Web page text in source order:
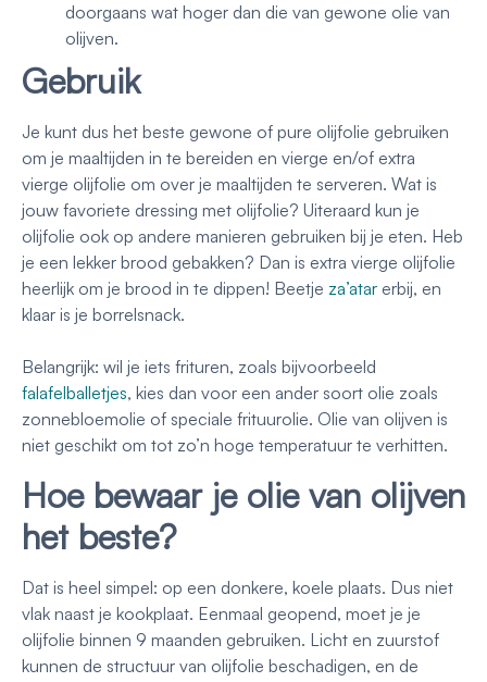
doorgaans wat hoger dan die van gewone olie van
olijven.
Gebruik
Je kunt dus het beste gewone of pure olijfolie gebruiken
om je maaltijden in te bereiden en vierge en/of extra
vierge olijfolie om over je maaltijden te serveren. Wat is
jouw favoriete dressing met olijfolie? Uiteraard kun je
olijfolie ook op andere manieren gebruiken bij je eten. Heb
je een lekker brood gebakken? Dan is extra vierge olijfolie
heerlijk om je brood in te dippen! Beetje za’atar erbij, en
klaar is je borrelsnack.
Belangrijk: wil je iets frituren, zoals bijvoorbeeld
falafelballetjes, kies dan voor een ander soort olie zoals
zonnebloemolie of speciale frituurolie. Olie van olijven is
niet geschikt om tot zo’n hoge temperatuur te verhitten.
Hoe bewaar je olie van olijven
het beste?
Dat is heel simpel: op een donkere, koele plaats. Dus niet
vlak naast je kookplaat. Eenmaal geopend, moet je je
olijfolie binnen 9 maanden gebruiken. Licht en zuurstof
kunnen de structuur van olijfolie beschadigen, en de